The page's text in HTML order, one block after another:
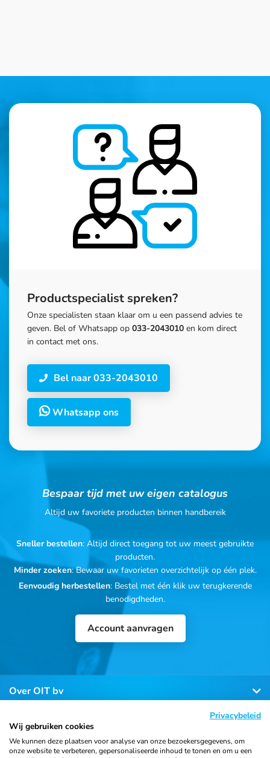
Productspecialist spreken?
Onze specialisten staan klaar om u een passend advies te
geven. Bel of Whatsapp op 033-2043010 en kom direct
in contact met ons.
Bel naar 033-2043010
Whatsapp ons
Bespaar tijd met uw eigen catalogus
Altijd uw favoriete producten binnen handbereik
Sneller bestellen: Altijd direct toegang tot uw meest gebruikte
producten.
Minder zoeken: Bewaar uw favorieten overzichtelijk op één plek.
Eenvoudig herbestellen: Bestel met één klik uw terugkerende
benodigdheden.
Account aanvragen
Over OIT bv
Klantenservice
Privacybeleid
Wij gebruiken cookies
We kunnen deze plaatsen voor analyse van onze bezoekersgegevens, om
onze website te verbeteren, gepersonaliseerde inhoud te tonen en om u een